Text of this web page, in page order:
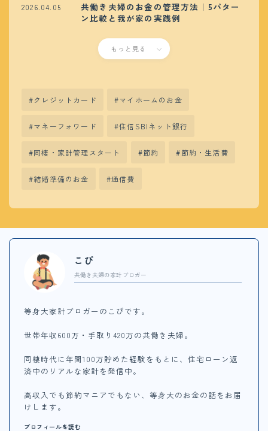
共働き夫婦のお金の管理方法｜5パター
ン比較と我が家の実践例
2026.04.05
もっと見る
クレジットカード マイホームのお金
マネーフォワード 住信SBIネット銀行
同棲・家計管理スタート 節約 節約・生活費
結婚準備のお金 通信費
こぴ
共働き夫婦の家計ブロガー
等身大家計ブロガーのこぴです。
世帯年収600万・手取り420万の共働き夫婦。
同棲時代に年間100万貯めた経験をもとに、住宅ローン返
済中のリアルな家計を発信中。
高収入でも節約マニアでもない、等身大のお金の話をお届
けします。
プロフィールを読む